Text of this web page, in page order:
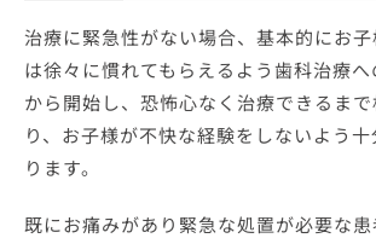
治療に緊急性がない場合、基本的にお
は徐々に慣れてもらえるよう歯科治療
から開始し、恐怖心なく治療できるま
り、お子様が不快な経験をしないよう
ります。
既にお痛みがあり緊急な処置が必要な